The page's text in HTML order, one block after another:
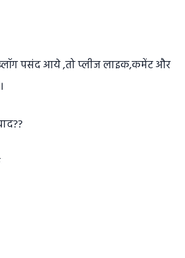
पसंद आये ,तो प्लीज लाइक,कमेंट और